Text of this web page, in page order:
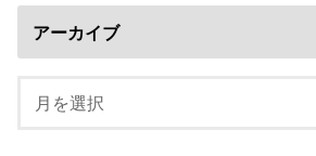
アーカイブ